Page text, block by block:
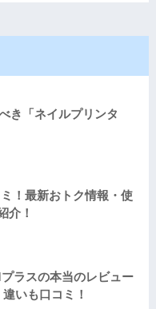
き「ネイルプリンタ
！最新おトク情報・使
介！
ラスの本当のレビュー
いも口コミ！